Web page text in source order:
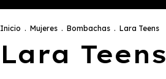
Inicio . Mujeres . Bombachas . Lara Teens
Lara Teens